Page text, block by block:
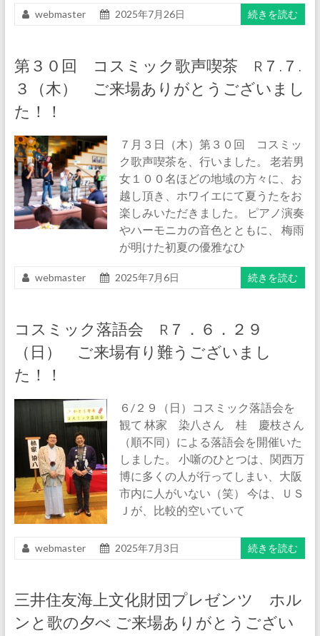
webmaster 2025年7月26日 続きを読む
第３０回 コスミック歌声喫茶 R７.７.
３（木） ご来場ありがとうございまし
た！！
７月３日（木）第３０回 コスミッ
ク歌声喫茶を、行いました。 老若男
女１００名ほどの地域の方々に、お
越し頂き、ホワイエにて夏うたをお
楽しみいただきました。 ピアノ演奏
やハーモニカの音色とともに、 梅雨
が明けた初夏の優雅なひ
webmaster 2025年7月6日 続きを読む
コスミック落語会 R７．６．２９
（日） ご来場有り難うございまし
た！！
６/２９（日）コスミック落語会を
観て 林家 染八さん 桂 慶枝さん
（順不同）による落語会を開催いた
しました。 小噺のひとつは、関西万
博に多くの人が行ってしまい、大阪
市内に人がいない（笑） 今は、ＵＳ
Ｊが、比較的空いていて
webmaster 2025年7月3日 続きを読む
三井住友海上文化財団プレゼンツ ホル
ンと歌の夕べ ご来場ありがとうござい